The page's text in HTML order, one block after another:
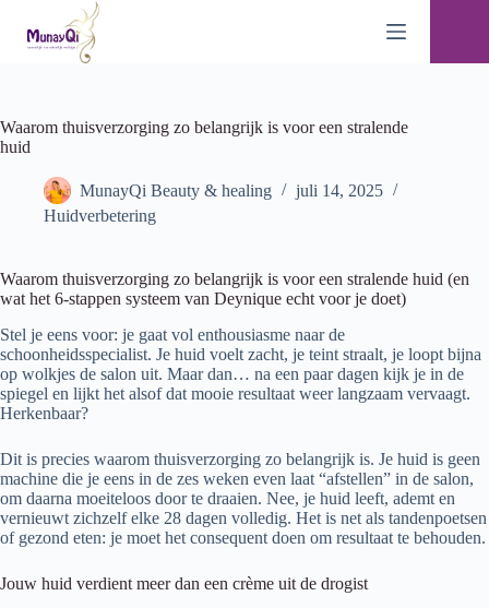
naar
Waarom thuisverzorging zo belangrijk is voor een stralende
huid
MunayQi Beauty & healing
juli 14, 2025
Huidverbetering
Waarom thuisverzorging zo belangrijk is voor een stralende huid (en
wat het 6-stappen systeem van Deynique echt voor je doet)
Stel je eens voor: je gaat vol enthousiasme naar de
schoonheidsspecialist. Je huid voelt zacht, je teint straalt, je loopt bijna
op wolkjes de salon uit. Maar dan… na een paar dagen kijk je in de
spiegel en lijkt het alsof dat mooie resultaat weer langzaam vervaagt.
Herkenbaar?
Dit is precies waarom thuisverzorging zo belangrijk is. Je huid is geen
machine die je eens in de zes weken even laat “afstellen” in de salon,
om daarna moeiteloos door te draaien. Nee, je huid leeft, ademt en
vernieuwt zichzelf elke 28 dagen volledig. Het is net als tandenpoetsen
of gezond eten: je moet het consequent doen om resultaat te behouden.
Jouw huid verdient meer dan een crème uit de drogist